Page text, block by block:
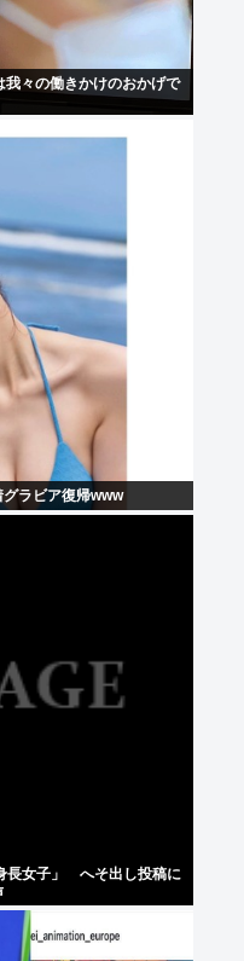
我々の働きかけのおかげで
グラビア復帰www
長女子」 へそ出し投稿に